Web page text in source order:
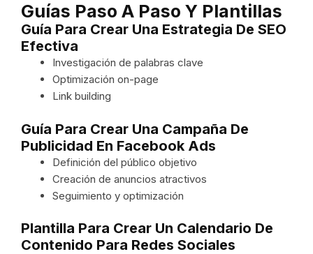
Guías Paso A Paso Y Plantillas
Guía Para Crear Una Estrategia De SEO
Efectiva
Investigación de palabras clave
Optimización on-page
Link building
Guía Para Crear Una Campaña De
Publicidad En Facebook Ads
Definición del público objetivo
Creación de anuncios atractivos
Seguimiento y optimización
Plantilla Para Crear Un Calendario De
Contenido Para Redes Sociales